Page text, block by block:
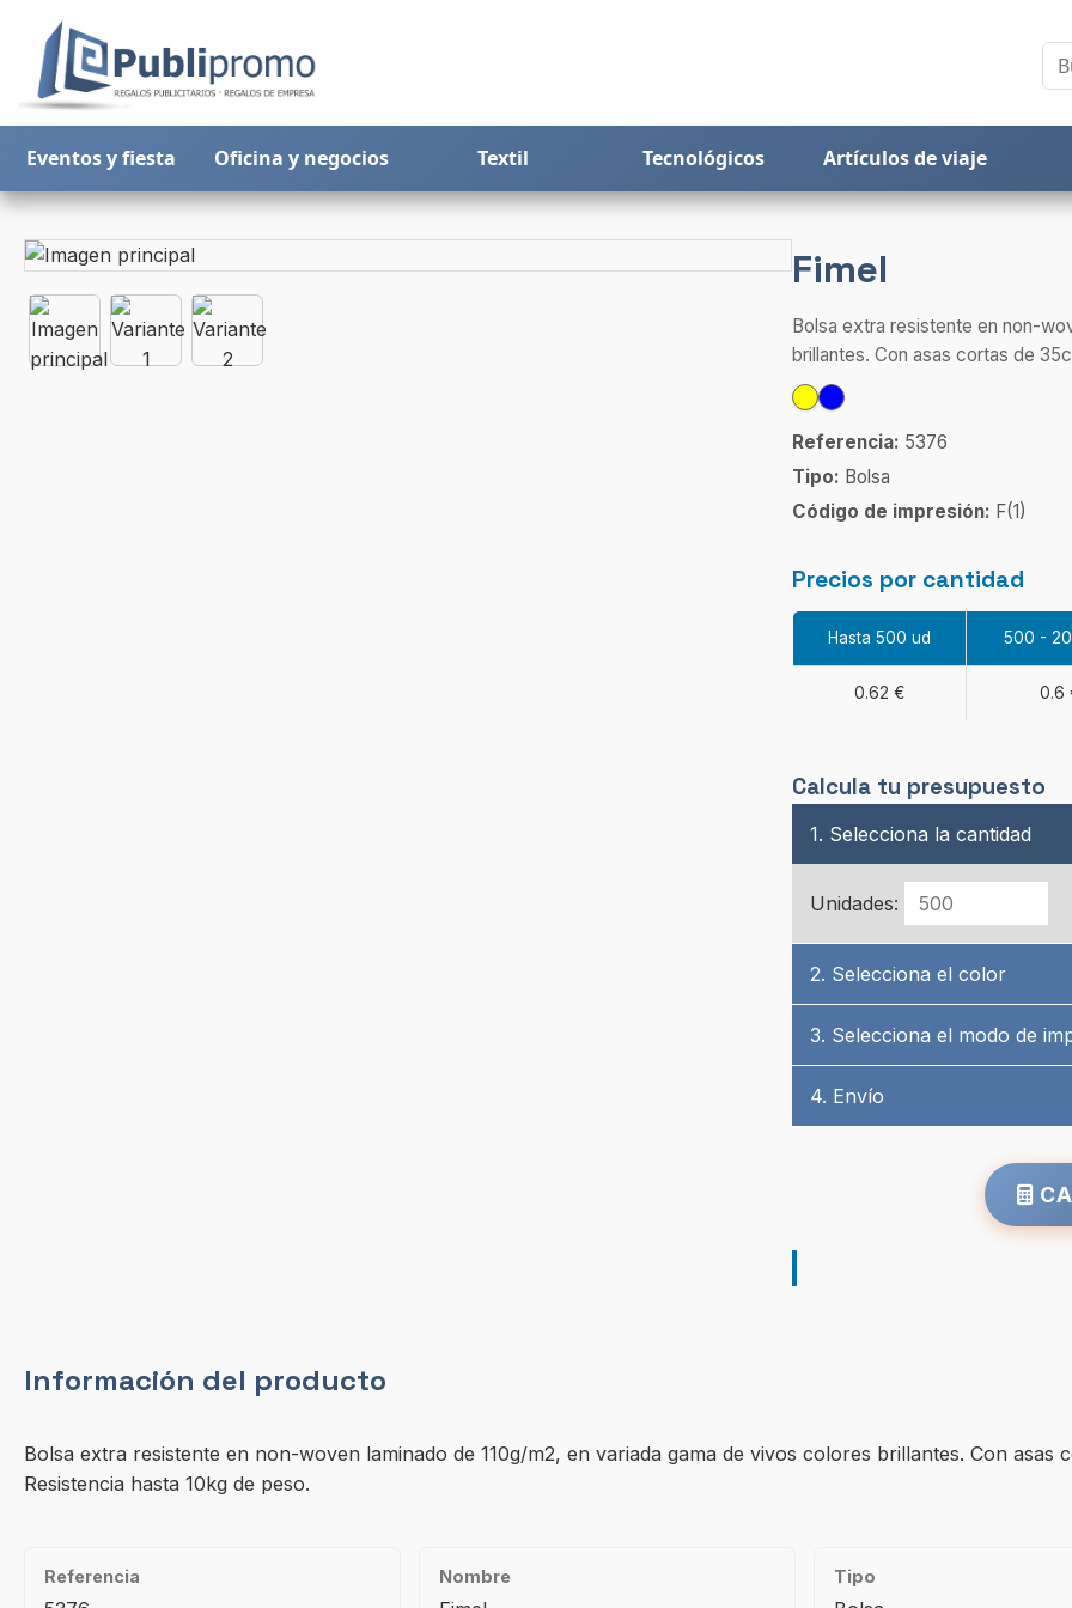
Eventos y fiesta Oficina y negocios Textil Tecnológicos Artículos de viaje
Fimel
Bolsa extra resistente en non-
brillantes. Con asas cortas de
Referencia: 5376
Tipo: Bolsa
Código de impresión: F(1)
Precios por cantidad
Hasta 500 ud 500 -
0.62 € 0.6
Calcula tu presupuesto
1. Selecciona la cantidad
Unidades:
2. Selecciona el color
3. Selecciona el modo de
4. Envío
Información del producto
Bolsa extra resistente en non-woven laminado de 110g/m2, en variada gama de vivos colores brillantes. Con asas
Resistencia hasta 10kg de peso.
Referencia Nombre Tipo